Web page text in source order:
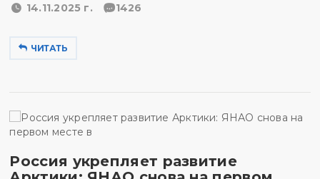
14.11.2025 г. 1426
ЧИТАТЬ
Россия укрепляет развитие